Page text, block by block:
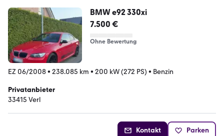
BMW e92 330xi
7.500 €
Ohne Bewertung
EZ 06/2008• 238.085 km • 200 kW (272 PS) • Benzin
Privatanbieter
33415 Verl
Kontakt Parken